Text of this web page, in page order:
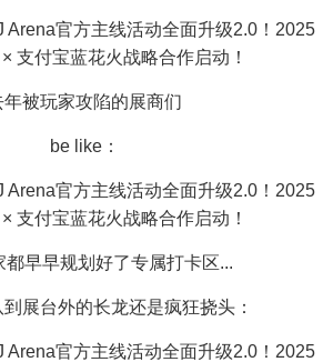
年被玩家攻陷的展商们
be like：
都早早规划好了专属打卡区...
展台外的长龙还是疯狂挠头：